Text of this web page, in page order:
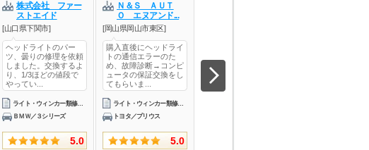
株式会社 ファー
ストエイド
[山口県下関市]
ヘッドライトのパー
ツ、曇りの修理を依頼
しました。交換するよ
り、1/3ほどの値段で
やってい...
ライト・ウィンカー類修理・整備
ＢＭＷ／３シリーズ
5.0
Ｎ＆Ｓ ＡＵＴ
Ｏ エヌアンド...
[岡山県岡山市東区]
購入直後にヘッドライ
トの通信エラーのた
め、故障診断→コンピ
ュータの保証交換をし
てもらいま...
ライト・ウィンカー類修理・整備
トヨタ／プリウス
5.0
りました修理前に一度
症状確認していただき
ましたが...